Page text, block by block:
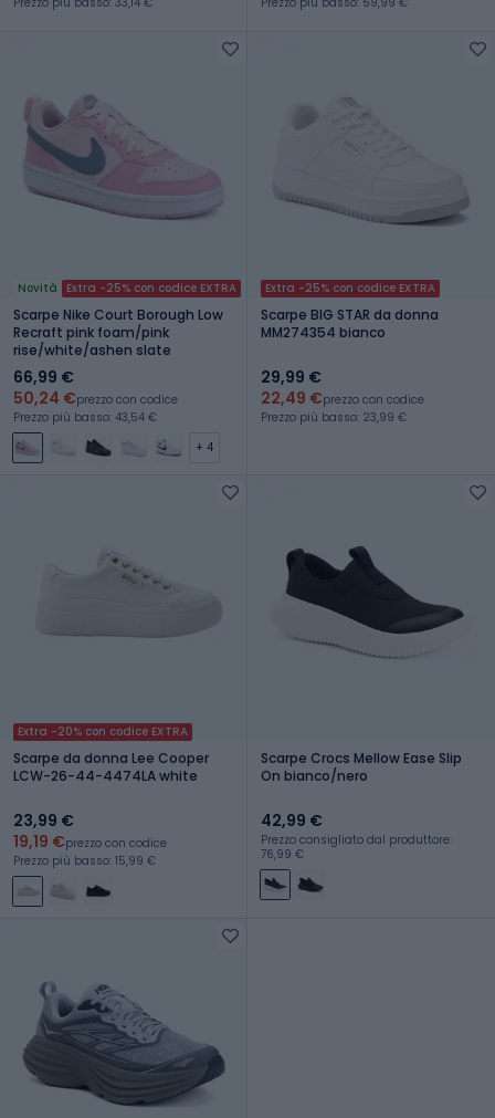
Novità Extra -25% con codice EXTRA
Scarpe Nike Court Borough Low
Recraft pink foam/pink
rise/white/ashen slate
66,99 €
50,24 €prezzo con codice
Prezzo più basso: 43,54 €
+ 4
Extra -25% con codice EXTRA
Scarpe BIG STAR da donna
MM274354 bianco
29,99 €
22,49 €prezzo con codice
Prezzo più basso: 23,99 €
Extra -20% con codice EXTRA
Scarpe da donna Lee Cooper
LCW-26-44-4474LA white
23,99 €
19,19 €prezzo con codice
Prezzo più basso: 15,99 €
Scarpe Crocs Mellow Ease Slip
On bianco/nero
42,99 €
Prezzo consigliato dal produttore:
76,99 €